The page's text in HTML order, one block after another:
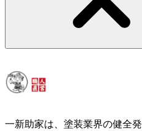
一新助家は、塗装業界の健全